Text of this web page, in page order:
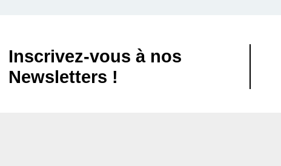
Inscrivez-vous à nos
Newsletters !